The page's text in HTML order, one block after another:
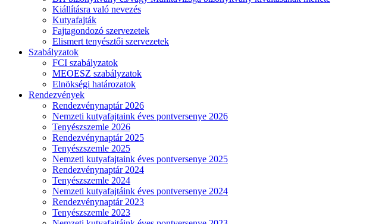
Kiállításra való nevezés
Kutyafajták
Fajtagondozó szervezetek
Elismert tenyésztői szervezetek
Szabályzatok
FCI szabályzatok
MEOESZ szabályzatok
Elnökségi határozatok
Rendezvények
Rendezvénynaptár 2026
Nemzeti kutyafajtaink éves pontversenye 2026
Tenyészszemle 2026
Rendezvénynaptár 2025
Tenyészszemle 2025
Nemzeti kutyafajtaink éves pontversenye 2025
Rendezvénynaptár 2024
Tenyészszemle 2024
Nemzeti kutyafajtáink éves pontversenye 2024
Rendezvénynaptár 2023
Tenyészszemle 2023